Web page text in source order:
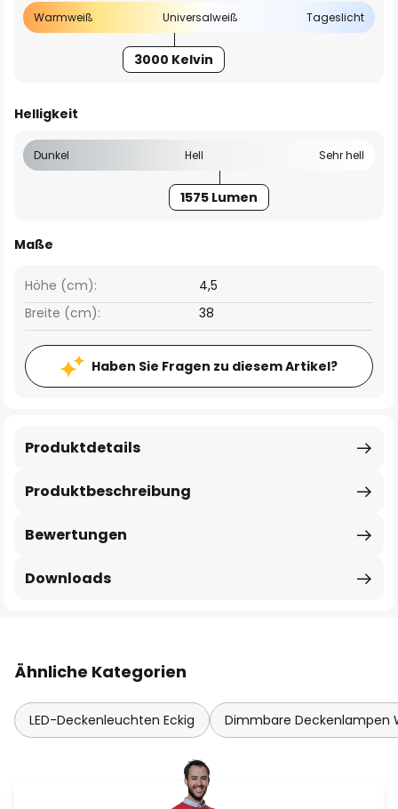
Warmweiß Universalweiß Tageslicht
3000 Kelvin
Helligkeit
Dunkel Hell Sehr hell
1575 Lumen
Maße
Breite (cm): 38
Höhe (cm): 4,5
Haben Sie Fragen zu diesem Artikel?
Produktbeschreibung
Produktdetails
Bewertungen
Downloads
Ähnliche Kategorien
LED-Deckenleuchten Eckig Dimmbare Deckenlampen